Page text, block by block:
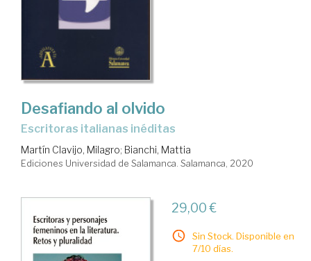
Desafiando al olvido
escritoras italianas inéditas
Martín Clavijo, Milagro; Bianchi, Mattia
Ediciones Universidad de Salamanca. Salamanca, 2020
29,00 €
Sin Stock. Disponible en
7/10 días.